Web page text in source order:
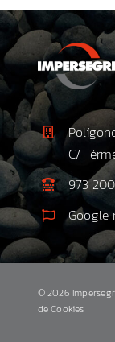
C/
973
Google
©2026
de Cookies